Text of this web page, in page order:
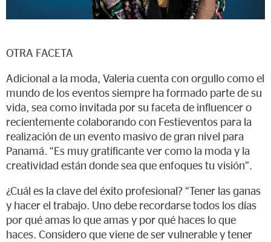
OTRA FACETA
Adicional a la moda, Valeria cuenta con orgullo como el
mundo de los eventos siempre ha formado parte de su
vida, sea como invitada por su faceta de influencer o
recientemente colaborando con Festieventos para la
realización de un evento masivo de gran nivel para
Panamá. “Es muy gratificante ver como la moda y la
creatividad están donde sea que enfoques tu visión”.
¿Cuál es la clave del éxito profesional? “Tener las ganas
y hacer el trabajo. Uno debe recordarse todos los días
por qué amas lo que amas y por qué haces lo que
haces. Considero que viene de ser vulnerable y tener